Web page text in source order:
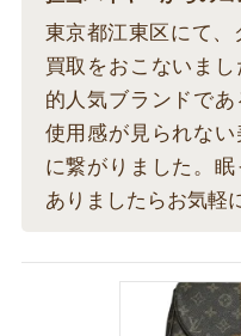
東京都江東区にて、
買取をおこないま
的人気ブランドで
使用感が見られな
に繋がりました。
ありましたらお気軽